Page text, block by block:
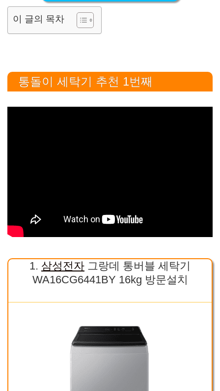
이 글의 목차
통돌이 세탁기 추천 1번째
1. 삼성전자 그랑데 통버블 세탁기
WA16CG6441BY 16kg 방문설치